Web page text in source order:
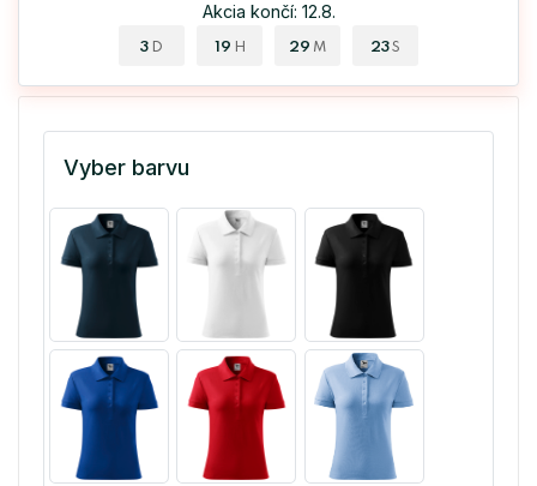
Akcia končí: 12.8.
3 D 19 H 29 M 23S
Vyber barvu